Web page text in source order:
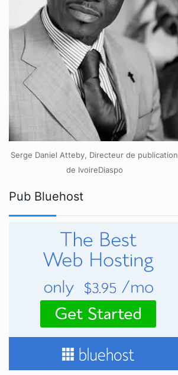
Serge Daniel Atteby, Directeur de publication
de IvoireDiaspo
Pub Bluehost